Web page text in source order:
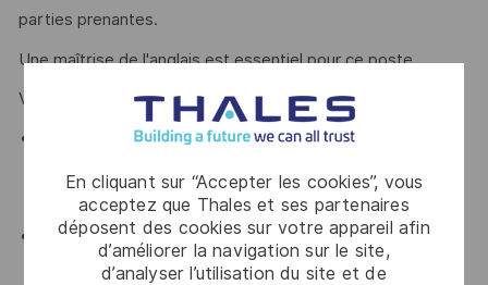
En cliquant sur “Accepter les cookies”, vous
acceptez que Thales et ses partenaires
déposent des cookies sur votre appareil afin
d’améliorer la navigation sur le site,
d’analyser l’utilisation du site et de
parties prenantes.
Une maîtrise de l'anglais est essentiel pour ce poste.
Vous avez :
Curiosité, autonomie, rigueur et forte appétence pour
organisations.
Esprit intrapreneurial et volonté de contribuer
activement au développement de l’entité (offres,